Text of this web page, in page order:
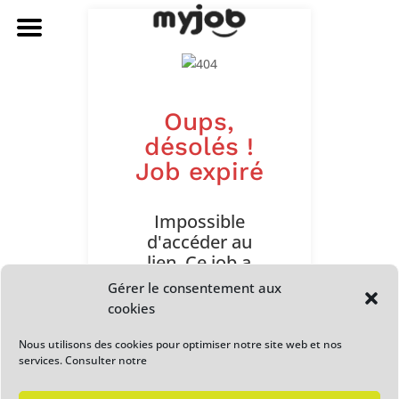
Gérer le consentement aux
cookies
Nous utilisons des cookies pour optimiser notre site web et nos
services. Consulter notre
Oups,
désolés !
Job expiré
Impossible
d'accéder au
lien. Ce job a
expiré. Veuillez
ou la personne
qui a partagé le
lien avec vous.